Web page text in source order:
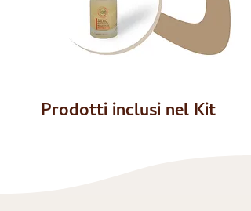
Prodotti inclusi nel Kit